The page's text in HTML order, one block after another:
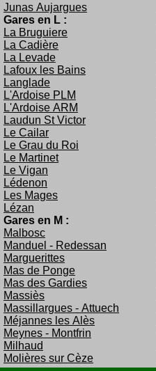
Junas Aujargues
Gares en L :
La Bruguiere
La Cadière
La Levade
Lafoux les Bains
Langlade
L'Ardoise PLM
L'Ardoise ARM
Laudun St Victor
Le Cailar
Le Grau du Roi
Le Martinet
Le Vigan
Lédenon
Les Mages
Lézan
Gares en M :
Malbosc
Manduel - Redessan
Marguerittes
Mas de Ponge
Mas des Gardies
Massiès
Massillargues - Attuech
Méjannes les Alès
Meynes - Montfrin
Milhaud
Molières sur Cèze